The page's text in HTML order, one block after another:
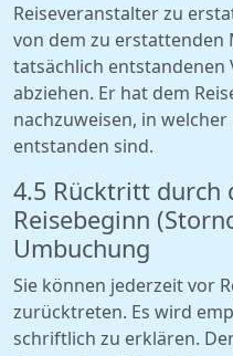
Reiseveranstalter zu
von dem zu erstattenden
tatsächlich entstandenen
abziehen. Er hat dem
nachzuweisen, in
entstanden sind.
4.5 Rücktritt durch
Reisebeginn
Umbuchung
Sie können jederzeit vor
zurücktreten. Es wird
schriftlich zu erklären.